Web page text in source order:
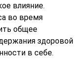
влияние.
во время
общее
здоровой
в себе.